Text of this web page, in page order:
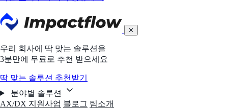
✕
우리 회사에 딱 맞는 솔루션을
3분만에 무료로 추천 받으세요
딱 맞는 솔루션 추천받기
분야별 솔루션
AX/DX 지원사업 블로그 팀소개